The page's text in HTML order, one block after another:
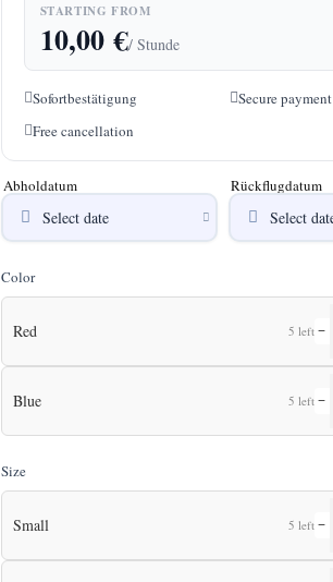
STARTING FROM
10,00€/ Stunde
Sofortbestätigung
Secure payment
Free cancellation
Abholdatum Rückflugdatum
Color
Red 5 left −
Blue 5 left −
Size
Small 5 left −